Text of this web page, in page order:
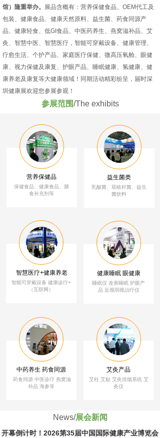
馆）隆重举办。 展品含概有：营养保健食品、OEM代工及
包装、健康食品、健康天然原料、益生菌、药食同源产
品、健康轻食、低GI食品、中医药养生、燕窝滋补品、艾
灸、智慧中医、智慧医疗，智能可穿戴设备、健康管理、
疗愈生活、个护产品、家庭医疗保健、微高压氧舱、眼健
康、视力保健及康复、护眼产品、睡眠健康、氢健康、健
康养老及康复等大健康领域！同期活动精彩纷呈，届时深
圳健康展欢迎您参展参观！
参展范围/The exhibits
智慧医疗+健康养老
智能可穿戴设备 健康诊疗+
（互联网）
健康睡眠 眼健康
睡眠仪 改善睡眠 护眼产
品 近视弱视治疗仪
益生菌类
乳酸菌、双岐杆菌、益生
菌饮料
营养保健品
保健食品、健康食品、膳
食补充剂等
中药养生 药食同源
药食同源 中医诊疗 燕窝滋
补品 海参等
艾灸产品
艾柱 艾贴 艾灸排烟系统 艾
灸仪
News/展会新闻
开幕倒计时！2026第35届中国国际健康产业博览会